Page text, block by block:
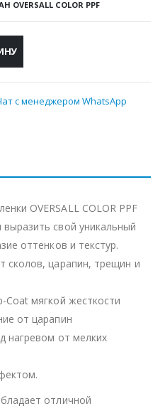
COLOR PPF
с менеджером WhatsApp
OVERSALL COLOR PPF
свой уникальный
оттенков и текстур.
сколов, царапин, трещин и
Coat мягкой жесткости
от царапин
нагревом от мелких
отличной